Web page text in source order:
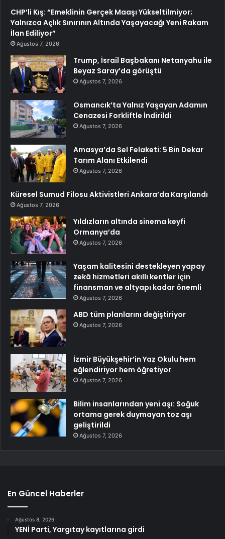
CHP’li Kış: “Emeklinin Gerçek Maaşı Yükseltilmiyor;
Yalnızca Açlık Sınırının Altında Yaşayacağı Yeni Rakam
İlan Ediliyor”
Ağustos 7, 2026
Trump, İsrail Başbakanı Netanyahu ile
Beyaz Saray’da görüştü
Ağustos 7, 2026
Osmancık’ta Yalnız Yaşayan Adamın
Cenazesi Forkliftle İndirildi
Ağustos 7, 2026
Amasya’da Sel Felaketi: 5 Bin Dekar
Tarım Alanı Etkilendi
Ağustos 7, 2026
Küresel Sumud Filosu Aktivistleri Ankara’da Karşılandı
Ağustos 7, 2026
Yıldızların altında sinema keyfi
Ormanya’da
Ağustos 7, 2026
Yaşam kalitesini destekleyen yapay
zekâ hizmetleri akıllı kentler için
finansman ve altyapı kadar önemli
Ağustos 7, 2026
ABD tüm planlarını değiştiriyor
Ağustos 7, 2026
İzmir Büyükşehir’in Yaz Okulu hem
eğlendiriyor hem öğretiyor
Ağustos 7, 2026
Bilim insanlarından yeni aşı: Soğuk
ortama gerek duymayan toz aşı
geliştirildi
Ağustos 7, 2026
En Güncel Haberler
Ağustos 8, 2026
YENİ Parti, Yargıtay kayıtlarına girdi